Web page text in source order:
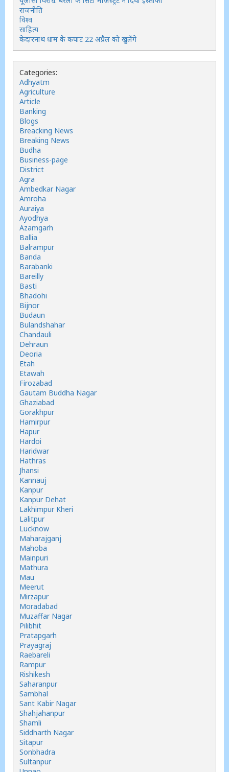
राजनीति
विश्व
साहित्य
केदारनाथ धाम के कपाट 22 अप्रैल को खुलेंगे
Categories:
Adhyatm
Agriculture
Article
Banking
Blogs
Breacking News
Breaking News
Budha
Business-page
District
Agra
Ambedkar Nagar
Amroha
Auraiya
Ayodhya
Azamgarh
Ballia
Balrampur
Banda
Barabanki
Bareilly
Basti
Bhadohi
Bijnor
Budaun
Bulandshahar
Chandauli
Dehraun
Deoria
Etah
Etawah
Firozabad
Gautam Buddha Nagar
Ghaziabad
Gorakhpur
Hamirpur
Hapur
Hardoi
Haridwar
Hathras
Jhansi
Kannauj
Kanpur
Kanpur Dehat
Lakhimpur Kheri
Lalitpur
Lucknow
Maharajganj
Mahoba
Mainpuri
Mathura
Mau
Meerut
Mirzapur
Moradabad
Muzaffar Nagar
Pilibhit
Pratapgarh
Prayagraj
Raebareli
Rampur
Rishikesh
Saharanpur
Sambhal
Sant Kabir Nagar
Shahjahanpur
Shamli
Siddharth Nagar
Sitapur
Sonbhadra
Sultanpur